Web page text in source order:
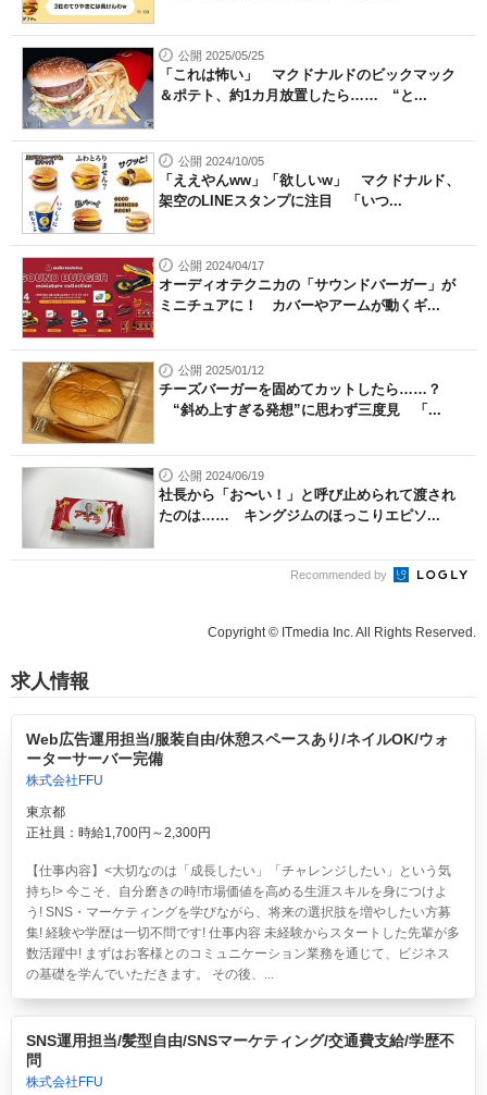
公開 2025/05/25
「これは怖い」 マクドナルドのビックマック
＆ポテト、約1カ月放置したら…… “と...
公開 2024/10/05
「ええやんww」「欲しいw」 マクドナルド、
架空のLINEスタンプに注目 「いつ...
公開 2024/04/17
オーディオテクニカの「サウンドバーガー」が
ミニチュアに！ カバーやアームが動くギ...
公開 2025/01/12
チーズバーガーを固めてカットしたら……？
“斜め上すぎる発想”に思わず三度見 「...
公開 2024/06/19
社長から「お〜い！」と呼び止められて渡され
たのは…… キングジムのほっこりエピソ...
Recommended by
Copyright © ITmedia Inc. All Rights Reserved.
求人情報
Web広告運用担当/服装自由/休憩スペースあり/ネイルOK/ウォ
ーターサーバー完備
株式会社FFU
東京都
正社員：時給1,700円～2,300円
【仕事内容】<大切なのは「成長したい」「チャレンジしたい」という気
持ち!> 今こそ、自分磨きの時!市場価値を高める生涯スキルを身につけよ
う! SNS・マーケティングを学びながら、将来の選択肢を増やしたい方募
集! 経験や学歴は一切不問です! 仕事内容 未経験からスタートした先輩が多
数活躍中! まずはお客様とのコミュニケーション業務を通じて、ビジネス
の基礎を学んでいただきます。 その後、...
SNS運用担当/髪型自由/SNSマーケティング/交通費支給/学歴不
問
株式会社FFU